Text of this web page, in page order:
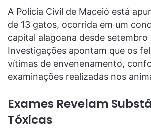
A Polícia Civil de Maceió está
de 13 gatos, ocorrida em um
capital alagoana desde setembro
Investigações apontam que os
vítimas de envenenamento,
examinações realizadas nos
Exames Revelam
Tóxicas